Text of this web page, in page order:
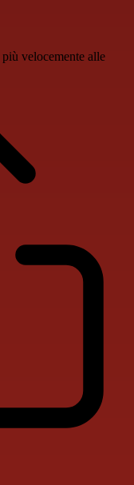
velocemente alle